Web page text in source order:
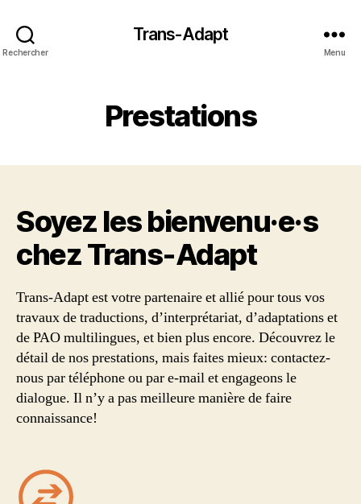
Rechercher
Trans-Adapt
Menu
Prestations
Soyez les bienvenu·e·s
chez Trans‑Adapt
Trans-Adapt est votre partenaire et allié pour tous vos
travaux de traductions, d’interprétariat, d’adaptations et
de PAO multilingues, et bien plus encore. Découvrez le
détail de nos prestations, mais faites mieux: contactez-
nous par téléphone ou par e-mail et engageons le
dialogue. Il n’y a pas meilleure manière de faire
connaissance!